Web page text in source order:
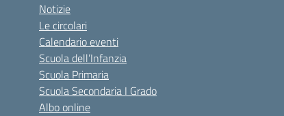
Notizie
Le circolari
Calendario eventi
Scuola dell’Infanzia
Scuola Primaria
Scuola Secondaria I Grado
Albo online